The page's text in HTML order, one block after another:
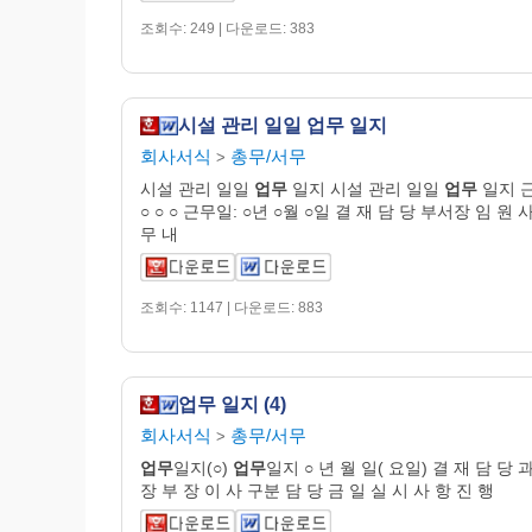
조회수: 249 | 다운로드: 383
시설 관리 일일 업무 일지
회사서식 > 총무/서무
시설 관리 일일 업무 일지 시설 관리 일일 업무 일지
○ ○ ○ 근무일: ○년 ○월 ○일 결 재 담 당 부서장 임 원
무 내
조회수: 1147 | 다운로드: 883
업무 일지 (4)
회사서식 > 총무/서무
업무일지(○) 업무일지 ○ 년 월 일( 요일) 결 재 담 당
장 부 장 이 사 구분 담 당 금 일 실 시 사 항 진 행